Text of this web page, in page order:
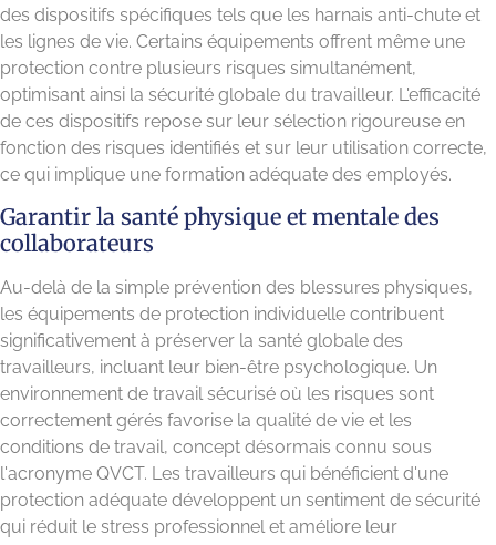
des dispositifs spécifiques tels que les harnais anti-chute et
les lignes de vie. Certains équipements offrent même une
protection contre plusieurs risques simultanément,
optimisant ainsi la sécurité globale du travailleur. L'efficacité
de ces dispositifs repose sur leur sélection rigoureuse en
fonction des risques identifiés et sur leur utilisation correcte,
ce qui implique une formation adéquate des employés.
Garantir la santé physique et mentale des
collaborateurs
Au-delà de la simple prévention des blessures physiques,
les équipements de protection individuelle contribuent
significativement à préserver la santé globale des
travailleurs, incluant leur bien-être psychologique. Un
environnement de travail sécurisé où les risques sont
correctement gérés favorise la qualité de vie et les
conditions de travail, concept désormais connu sous
l'acronyme QVCT. Les travailleurs qui bénéficient d'une
protection adéquate développent un sentiment de sécurité
qui réduit le stress professionnel et améliore leur